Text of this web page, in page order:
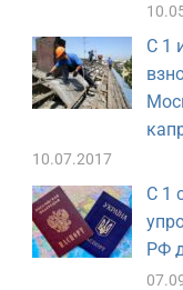
С 1
10.07.2017
С 1
РФ